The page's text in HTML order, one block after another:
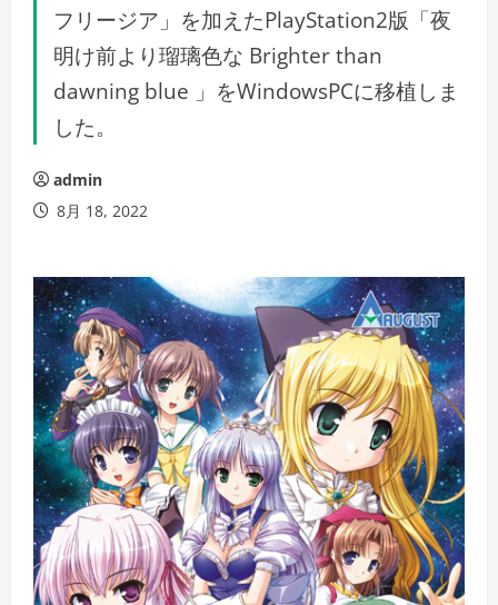
フリージア」を加えたPlayStation2版「夜
明け前より瑠璃色な Brighter than
dawning blue 」をWindowsPCに移植しま
した。
admin
8月 18, 2022